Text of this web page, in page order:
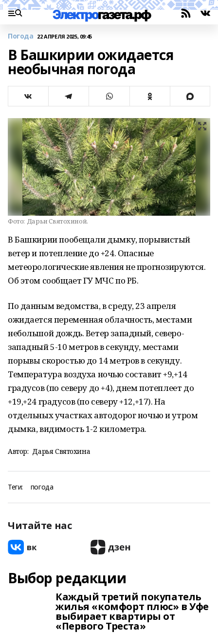
Погода 22 АПРЕЛЯ 2025, 09:45
В Башкирии ожидается
необычная погода
Фото: Дарьи Святохиной.
В Башкирии пообещали дымку, порывистый
ветер и потепление до +24. Опасные
метеорологические явления не прогнозируются.
Об этом сообщает ГУ МЧС по РБ.
По данным ведомства, в среду, 23 апреля
ожидается переменная облачность, местами
небольшой дождь. Ветер западный, северо-
западный 5-10 метров в секунду, местами
порывы скоростью до 14 метров в секунду.
Температура воздуха ночью составит +9,+14
градусов (по северу до +4), днем потеплеет до
+19,+24 градусов (по северу +12,+17). На
отдельных участках автодорог ночью и утром
дымка, видимость 1-2 километра.
Автор: Дарья Святохина
Теги: погода
Читайте нас
Выбор редакции
Каждый третий покупатель
жилья «комфорт плюс» в Уфе
выбирает квартиры от
«Первого Треста»